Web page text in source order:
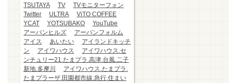
TSUTAYA
TV
TVモニターフォン
Twitter
ULTRA
ViTO COFFEE
YCAT
YOTSUBAKO
YouTube
アーバンヒルズ
アーバンフォルム
アイス
あいたい
アイランドキッチ
ン
アイワハウス
アイワハウス.セ
ンチュリー21.たまプラ.高津.台風.二子
新地.多摩川
アイワハウス.たまプラ.
たまプラーザ.田園都市線.急行.住まい